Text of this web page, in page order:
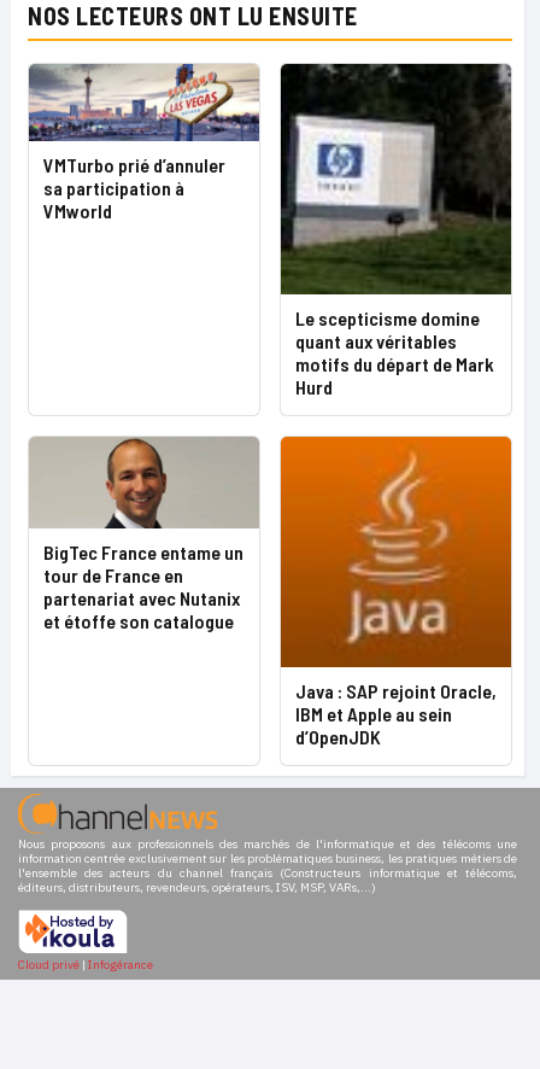
NOS LECTEURS ONT LU ENSUITE
VMTurbo prié d’annuler
sa participation à
VMworld
Le scepticisme domine
quant aux véritables
motifs du départ de Mark
Hurd
BigTec France entame un
tour de France en
partenariat avec Nutanix
et étoffe son catalogue
Java : SAP rejoint Oracle,
IBM et Apple au sein
d’OpenJDK
Nous proposons aux professionnels des marchés de l'informatique et des télécoms une
information centrée exclusivement sur les problématiques business, les pratiques métiers de
l'ensemble des acteurs du channel français (Constructeurs informatique et télécoms,
éditeurs, distributeurs, revendeurs, opérateurs, ISV, MSP, VARs,...)
Cloud privé | Infogérance